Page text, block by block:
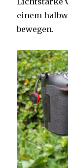
einem
bewegen.